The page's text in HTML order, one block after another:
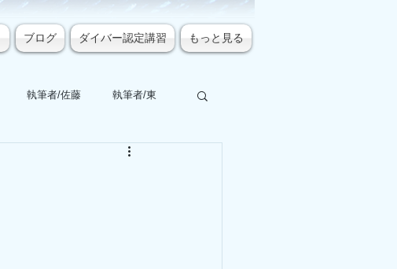
ブログ ダイバー認定講習 もっと見る
執筆者/佐藤 執筆者/東